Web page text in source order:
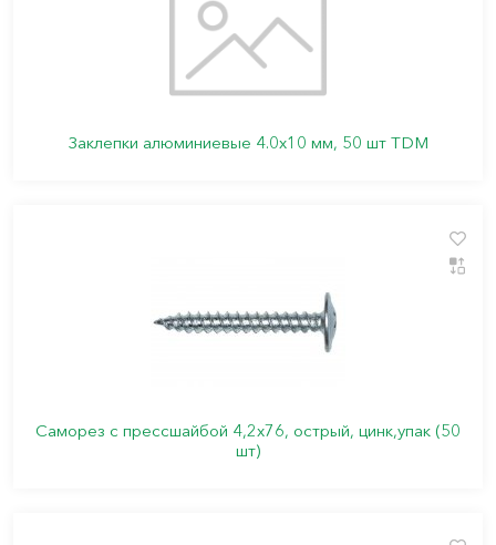
Заклепки алюминиевые 4.0х10 мм, 50 шт TDM
Саморез с прессшайбой 4,2х76, острый, цинк,упак (50
шт)